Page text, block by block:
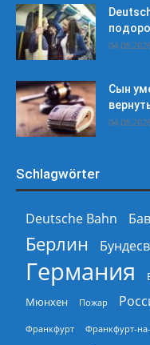
Сын
Schlagwörter
Deutsche Bahn
Берлин
Германия
Мюнхен Пожар
Франкфурт Франкфурт-